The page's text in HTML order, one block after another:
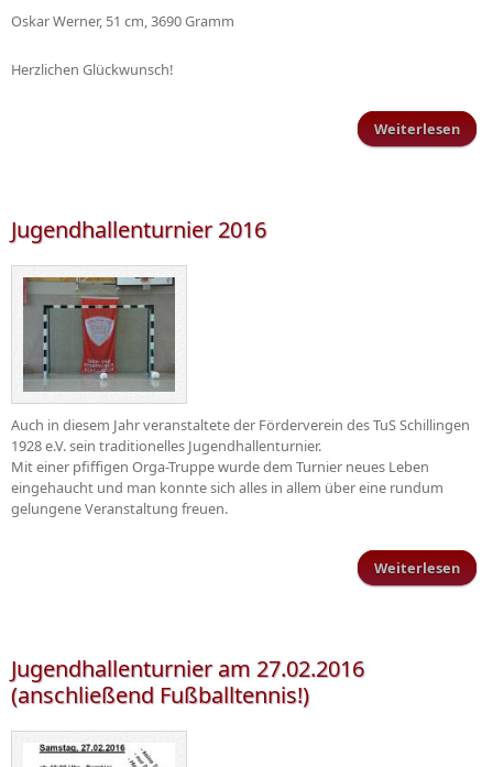
Oskar Werner, 51 cm, 3690 Gramm
Herzlichen Glückwunsch!
Weiterlesen
Jugendhallenturnier 2016
Auch in diesem Jahr veranstaltete der Förderverein des TuS Schillingen
1928 e.V. sein traditionelles Jugendhallenturnier.
Mit einer pfiffigen Orga-Truppe wurde dem Turnier neues Leben
eingehaucht und man konnte sich alles in allem über eine rundum
gelungene Veranstaltung freuen.
Weiterlesen
Jugendhallenturnier am 27.02.2016
(anschließend Fußballtennis!)